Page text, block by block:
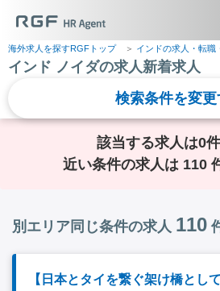
海外求人を探すRGFトップ インドの求人・転
インド ノイダの求人新着求人
検索条件を変更
該当する求人は0件
近い条件の求人は 110
別エリア同じ条件の求人 110
【日本とタイを繋ぐ架け橋とし